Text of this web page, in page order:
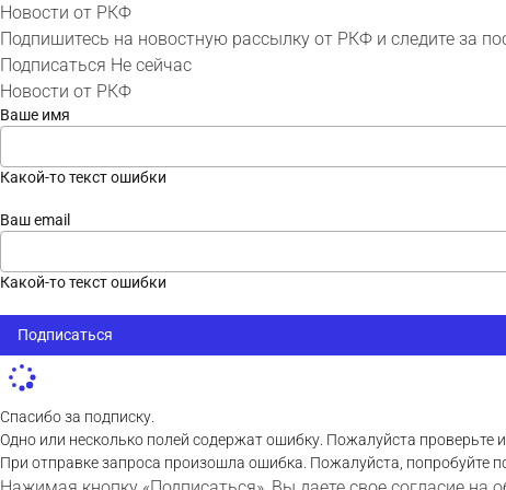
Новости от РКФ
Подпишитесь на новостную рассылку от РКФ и следите за
Подписаться Не сейчас
Новости от РКФ
Ваше имя
Какой-то текст ошибки
Ваш email
Какой-то текст ошибки
Подписаться
Спасибо за подписку.
Одно или несколько полей содержат ошибку. Пожалуйста проверьте и
При отправке запроса произошла ошибка. Пожалуйста, попробуйте